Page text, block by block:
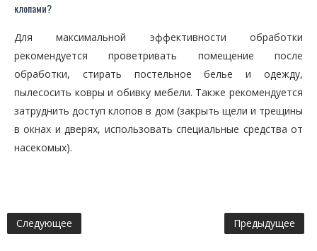
клопами?
Для максимальной эффективности обработки
рекомендуется проветривать помещение после
обработки, стирать постельное белье и одежду,
пылесосить ковры и обивку мебели. Также рекомендуется
затруднить доступ клопов в дом (закрыть щели и трещины
в окнах и дверях, использовать специальные средства от
насекомых).
Следующее Предыдущее